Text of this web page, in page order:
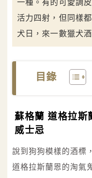
一種。有的可愛調
活力四射，但同樣
犬日，來一數獵犬酒
目錄
蘇格蘭 道格拉斯
威士忌
說到狗狗模樣的酒標
道格拉斯蘭恩的淘氣